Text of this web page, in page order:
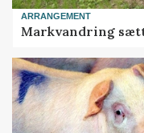
ARRANGEMENT
Markvandring